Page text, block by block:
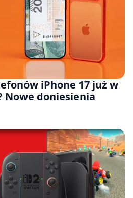
iPhone 17 już w
Nowe doniesienia